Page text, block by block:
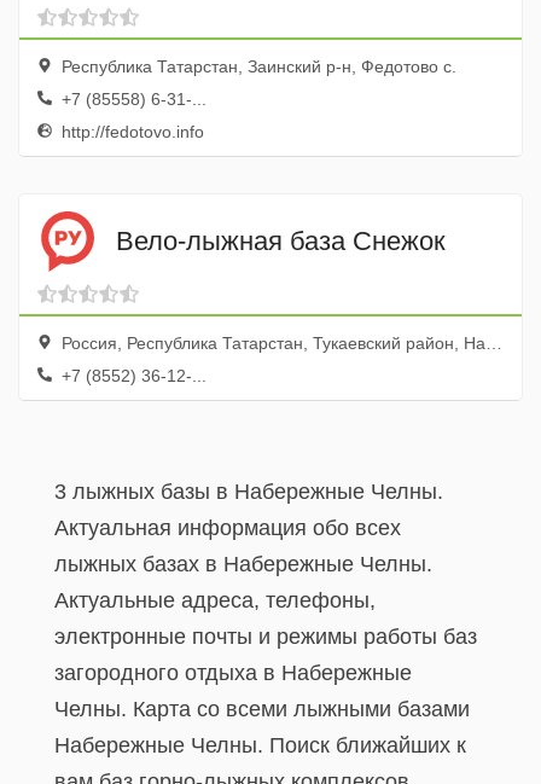
Республика Татарстан, Заинский р-н, Федотово с.
+7 (85558) 6-31-...
http://fedotovo.info
Вело-лыжная база Снежок
Россия, Республика Татарстан, Тукаевский район, Национальный парк Нижняя Кама
+7 (8552) 36-12-...
3 лыжных базы в Набережные Челны.
Актуальная информация обо всех
лыжных базах в Набережные Челны.
Актуальные адреса, телефоны,
электронные почты и режимы работы баз
загородного отдыха в Набережные
Челны. Карта со всеми лыжными базами
Набережные Челны. Поиск ближайших к